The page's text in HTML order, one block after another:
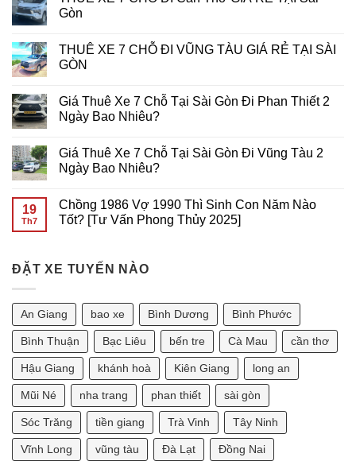
Tối
Ưu
Gaming
Chơi
Slot
Động
CHỖ
ĐI
ĐEN
GIÁ
RẺ
GÒN
luận
ở
CHỖ
ĐI
GIÁ
RẺ
TẠI
Gòn
bình
luận
ở
7
CHỖ
ĐI
GIÁ
RẺ
TẠI
THUÊ XE 7 CHỖ ĐI VŨNG TÀU GIÁ RẺ TẠI SÀI
GÒN
bình
luận
ở
7
CHỖ
ĐI
GIÁ
RẺ
TẠI
Giá Thuê Xe 7 Chỗ Tại Sài Gòn Đi Phan Thiết 2
Ngày Bao Nhiêu?
bình
luận
ở
Xe
7
Chỗ
Đi
Ngày
Bao
Nhiêu?
Giá Thuê Xe 7 Chỗ Tại Sài Gòn Đi Vũng Tàu 2
Ngày Bao Nhiêu?
bình
luận
ở
7
Đi
Vũng
Tàu
Ngày
Bao
Nhiêu?
19
Th7
Chồng 1986 Vợ 1990 Thì Sinh Con Năm Nào
Tốt? [Tư Vấn Phong Thủy 2025]
luận
1990
Thì
Sinh
Con
Năm
Nào
Tốt?
Phong
Thủy
2025]
ĐẶT XE TUYẾN NÀO
An Giang bao xe Bình Dương Bình Phước
Bình Thuận Bạc Liêu bến tre Cà Mau cần thơ
Hậu Giang khánh hoà Kiên Giang long an
Mũi Né nha trang phan thiết sài gòn
Sóc Trăng tiền giang Trà Vinh Tây Ninh
Vĩnh Long vũng tàu Đà Lạt Đồng Nai